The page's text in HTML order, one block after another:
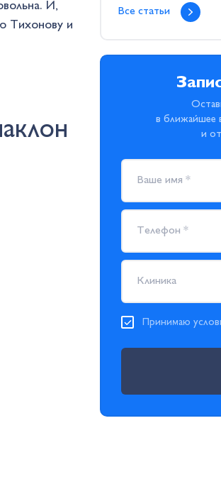
И,
Тихонову и
Все статьи
в ближайшее
и
Клиника
Принимаю